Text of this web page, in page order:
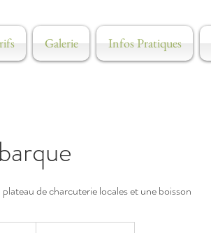
Galerie Infos Pratiques
de charcuterie locales et une boisson